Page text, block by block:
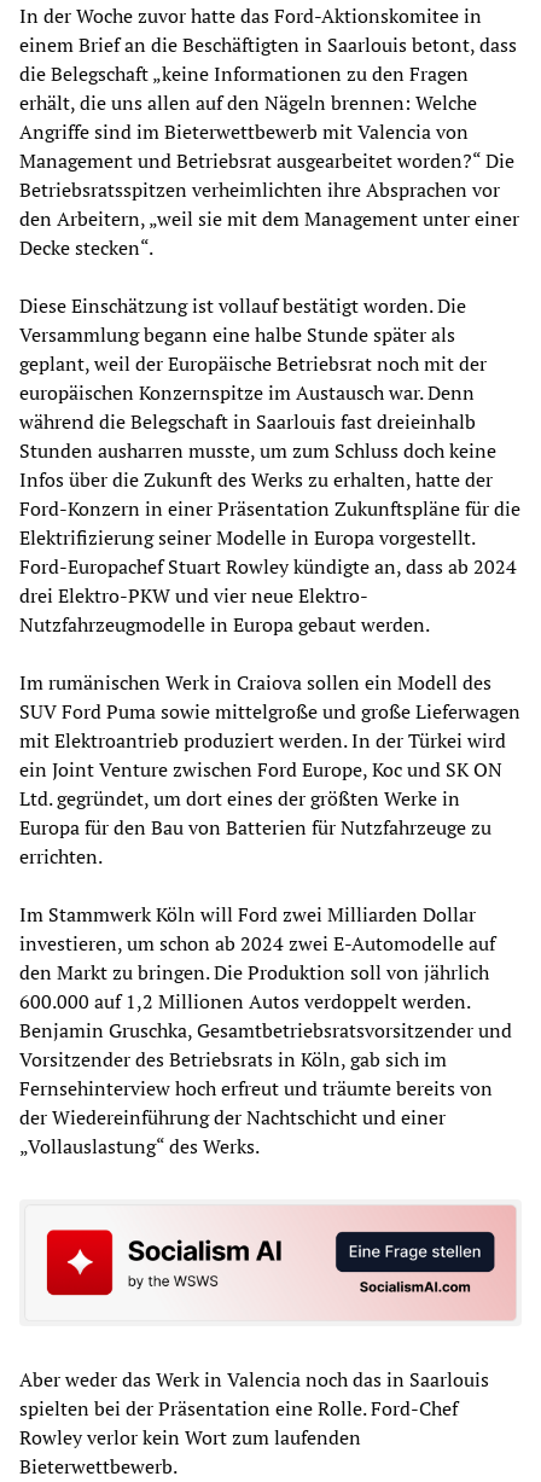
In der Woche zuvor hatte das Ford-Aktionskomitee in
einem Brief an die Beschäftigten in Saarlouis betont, dass
die Belegschaft „keine Informationen zu den Fragen
erhält, die uns allen auf den Nägeln brennen: Welche
Angriffe sind im Bieterwettbewerb mit Valencia von
Management und Betriebsrat ausgearbeitet worden?“ Die
Betriebsratsspitzen verheimlichten ihre Absprachen vor
den Arbeitern, „weil sie mit dem Management unter einer
Decke stecken“.
Diese Einschätzung ist vollauf bestätigt worden. Die
Versammlung begann eine halbe Stunde später als
geplant, weil der Europäische Betriebsrat noch mit der
europäischen Konzernspitze im Austausch war. Denn
während die Belegschaft in Saarlouis fast dreieinhalb
Stunden ausharren musste, um zum Schluss doch keine
Infos über die Zukunft des Werks zu erhalten, hatte der
Ford-Konzern in einer Präsentation Zukunftspläne für die
Elektrifizierung seiner Modelle in Europa vorgestellt.
Ford-Europachef Stuart Rowley kündigte an, dass ab 2024
drei Elektro-PKW und vier neue Elektro-
Nutzfahrzeugmodelle in Europa gebaut werden.
Im rumänischen Werk in Craiova sollen ein Modell des
SUV Ford Puma sowie mittelgroße und große Lieferwagen
mit Elektroantrieb produziert werden. In der Türkei wird
ein Joint Venture zwischen Ford Europe, Koc und SK ON
Ltd. gegründet, um dort eines der größten Werke in
Europa für den Bau von Batterien für Nutzfahrzeuge zu
errichten.
Im Stammwerk Köln will Ford zwei Milliarden Dollar
investieren, um schon ab 2024 zwei E-Automodelle auf
den Markt zu bringen. Die Produktion soll von jährlich
600.000 auf 1,2 Millionen Autos verdoppelt werden.
Benjamin Gruschka, Gesamtbetriebsratsvorsitzender und
Vorsitzender des Betriebsrats in Köln, gab sich im
Fernsehinterview hoch erfreut und träumte bereits von
der Wiedereinführung der Nachtschicht und einer
„Vollauslastung“ des Werks.
Aber weder das Werk in Valencia noch das in Saarlouis
spielten bei der Präsentation eine Rolle. Ford-Chef
Rowley verlor kein Wort zum laufenden
Bieterwettbewerb.